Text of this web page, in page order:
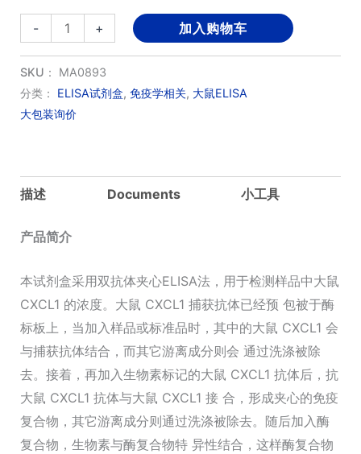
-
Rat
CXCL1/GROα
ELISA
Kit
数
+ 加入购物车
SKU： MA0893
分类： ELISA试剂盒, 免疫学相关, 大鼠ELISA
大包装询价
描述 Documents 小工具
产品简介
本试剂盒采用双抗体夹心ELISA法，用于检测样品中大鼠
CXCL1 的浓度。大鼠 CXCL1 捕获抗体已经预 包被于酶
标板上，当加入样品或标准品时，其中的大鼠 CXCL1 会
与捕获抗体结合，而其它游离成分则会 通过洗涤被除
去。接着，再加入生物素标记的大鼠 CXCL1 抗体后，抗
大鼠 CXCL1 抗体与大鼠 CXCL1 接 合，形成夹心的免疫
复合物，其它游离成分则通过洗涤被除去。随后加入酶
复合物，生物素与酶复合物特 异性结合，这样酶复合物